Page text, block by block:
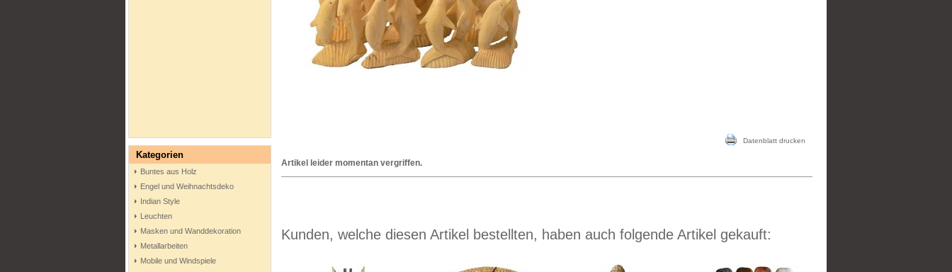
Datenblatt drucken
Artikel leider momentan vergriffen.
Kunden, welche diesen Artikel bestellten, haben auch folgende Artikel gekauft:
Kategorien
Buntes aus Holz
Engel und Weihnachtsdeko
Indian Style
Leuchten
Masken und Wanddekoration
Metallarbeiten
Mobile und Windspiele